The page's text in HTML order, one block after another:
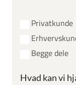
Privatkunde
Begge dele
Hvad kan vi